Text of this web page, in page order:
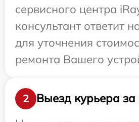
сервисного центра
консультант ответит
для уточнения
ремонта Вашего
2
Выезд курьера за